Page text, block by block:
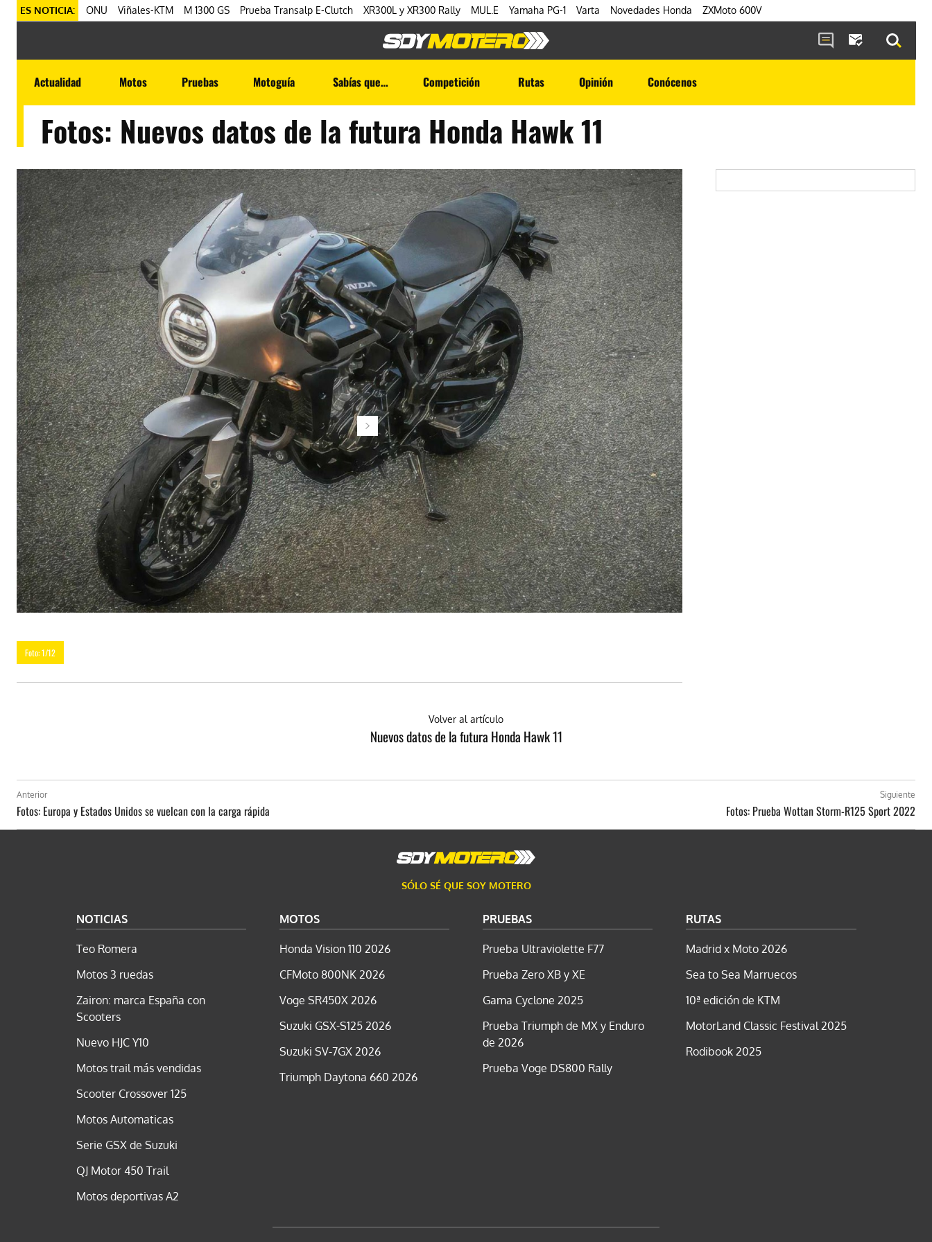
ES NOTICIA: ONU Viñales-KTM M 1300 GS Prueba Transalp E-Clutch XR300L y XR300 Rally MUL.E Yamaha PG-1 Varta Novedades Honda ZXMoto 600V
Actualidad Motos Pruebas Motoguía Sabías que… Competición Rutas Opinión Conócenos
Fotos: Nuevos datos de la futura Honda Hawk 11
Foto: 1/12
Volver al artículo
Nuevos datos de la futura Honda Hawk 11
Anterior
Fotos: Europa y Estados Unidos se vuelcan con la carga rápida
Siguiente
Fotos: Prueba Wottan Storm-R125 Sport 2022
SÓLO SÉ QUE SOY MOTERO
NOTICIAS
Teo Romera
Motos 3 ruedas
Zairon: marca España con
Scooters
Nuevo HJC Y10
Motos trail más vendidas
Scooter Crossover 125
Motos Automaticas
Serie GSX de Suzuki
QJ Motor 450 Trail
Motos deportivas A2
MOTOS
Honda Vision 110 2026
CFMoto 800NK 2026
Voge SR450X 2026
Suzuki GSX-S125 2026
Suzuki SV-7GX 2026
Triumph Daytona 660 2026
PRUEBAS
Prueba Ultraviolette F77
Prueba Zero XB y XE
Gama Cyclone 2025
Prueba Triumph de MX y Enduro
de 2026
Prueba Voge DS800 Rally
RUTAS
Madrid x Moto 2026
Sea to Sea Marruecos
10ª edición de KTM
MotorLand Classic Festival 2025
Rodibook 2025